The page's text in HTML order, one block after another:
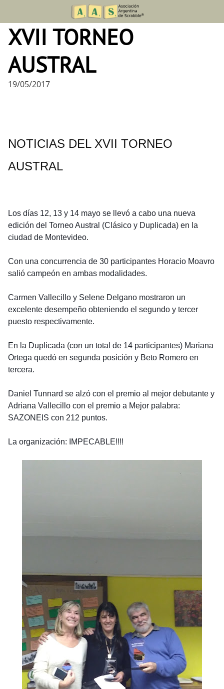
content
XVII TORNEO
AUSTRAL
19/05/2017
NOTICIAS DEL XVII TORNEO
AUSTRAL
Los días 12, 13 y 14 mayo se llevó a cabo una nueva
edición del Torneo Austral (Clásico y Duplicada) en la
ciudad de Montevideo.
Con una concurrencia de 30 participantes Horacio Moavro
salió campeón en ambas modalidades.
Carmen Vallecillo y Selene Delgano mostraron un
excelente desempeño obteniendo el segundo y tercer
puesto respectivamente.
En la Duplicada (con un total de 14 participantes) Mariana
Ortega quedó en segunda posición y Beto Romero en
tercera.
Daniel Tunnard se alzó con el premio al mejor debutante y
Adriana Vallecillo con el premio a Mejor palabra:
SAZONEIS con 212 puntos.
La organización: IMPECABLE!!!!